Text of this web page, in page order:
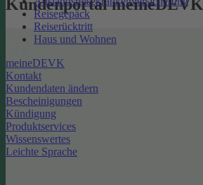
Reisegepäck
Reiserücktritt
Haus und Wohnen
meineDEVK
Kontakt
Kundendaten ändern
Bescheinigungen
Kündigung
Produktservices
Wissenswertes
Leichte Sprache
Kundenportal meineDEVK